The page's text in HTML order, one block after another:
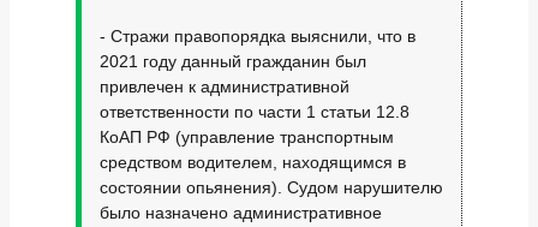
- Стражи правопорядка выяснили, что в
2021 году данный гражданин был
привлечен к административной
ответственности по части 1 статьи 12.8
КоАП РФ (управление транспортным
средством водителем, находящимся в
состоянии опьянения). Судом нарушителю
было назначено административное